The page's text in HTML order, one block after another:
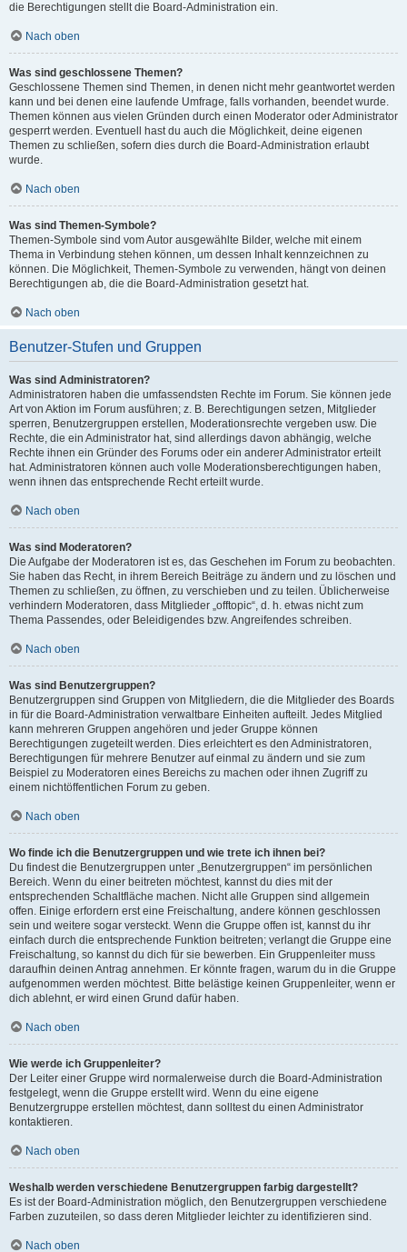
die Berechtigungen stellt die Board-Administration ein.
Nach oben
Was sind geschlossene Themen?
Geschlossene Themen sind Themen, in denen nicht mehr geantwortet werden
kann und bei denen eine laufende Umfrage, falls vorhanden, beendet wurde.
Themen können aus vielen Gründen durch einen Moderator oder Administrator
gesperrt werden. Eventuell hast du auch die Möglichkeit, deine eigenen
Themen zu schließen, sofern dies durch die Board-Administration erlaubt
wurde.
Nach oben
Was sind Themen-Symbole?
Themen-Symbole sind vom Autor ausgewählte Bilder, welche mit einem
Thema in Verbindung stehen können, um dessen Inhalt kennzeichnen zu
können. Die Möglichkeit, Themen-Symbole zu verwenden, hängt von deinen
Berechtigungen ab, die die Board-Administration gesetzt hat.
Nach oben
Benutzer-Stufen und Gruppen
Was sind Administratoren?
Administratoren haben die umfassendsten Rechte im Forum. Sie können jede
Art von Aktion im Forum ausführen; z. B. Berechtigungen setzen, Mitglieder
sperren, Benutzergruppen erstellen, Moderationsrechte vergeben usw. Die
Rechte, die ein Administrator hat, sind allerdings davon abhängig, welche
Rechte ihnen ein Gründer des Forums oder ein anderer Administrator erteilt
hat. Administratoren können auch volle Moderationsberechtigungen haben,
wenn ihnen das entsprechende Recht erteilt wurde.
Nach oben
Was sind Moderatoren?
Die Aufgabe der Moderatoren ist es, das Geschehen im Forum zu beobachten.
Sie haben das Recht, in ihrem Bereich Beiträge zu ändern und zu löschen und
Themen zu schließen, zu öffnen, zu verschieben und zu teilen. Üblicherweise
verhindern Moderatoren, dass Mitglieder „offtopic“, d. h. etwas nicht zum
Thema Passendes, oder Beleidigendes bzw. Angreifendes schreiben.
Nach oben
Was sind Benutzergruppen?
Benutzergruppen sind Gruppen von Mitgliedern, die die Mitglieder des Boards
in für die Board-Administration verwaltbare Einheiten aufteilt. Jedes Mitglied
kann mehreren Gruppen angehören und jeder Gruppe können
Berechtigungen zugeteilt werden. Dies erleichtert es den Administratoren,
Berechtigungen für mehrere Benutzer auf einmal zu ändern und sie zum
Beispiel zu Moderatoren eines Bereichs zu machen oder ihnen Zugriff zu
einem nichtöffentlichen Forum zu geben.
Nach oben
Wo finde ich die Benutzergruppen und wie trete ich ihnen bei?
Du findest die Benutzergruppen unter „Benutzergruppen“ im persönlichen
Bereich. Wenn du einer beitreten möchtest, kannst du dies mit der
entsprechenden Schaltfläche machen. Nicht alle Gruppen sind allgemein
offen. Einige erfordern erst eine Freischaltung, andere können geschlossen
sein und weitere sogar versteckt. Wenn die Gruppe offen ist, kannst du ihr
einfach durch die entsprechende Funktion beitreten; verlangt die Gruppe eine
Freischaltung, so kannst du dich für sie bewerben. Ein Gruppenleiter muss
daraufhin deinen Antrag annehmen. Er könnte fragen, warum du in die Gruppe
aufgenommen werden möchtest. Bitte belästige keinen Gruppenleiter, wenn er
dich ablehnt, er wird einen Grund dafür haben.
Nach oben
Wie werde ich Gruppenleiter?
Der Leiter einer Gruppe wird normalerweise durch die Board-Administration
festgelegt, wenn die Gruppe erstellt wird. Wenn du eine eigene
Benutzergruppe erstellen möchtest, dann solltest du einen Administrator
kontaktieren.
Nach oben
Weshalb werden verschiedene Benutzergruppen farbig dargestellt?
Es ist der Board-Administration möglich, den Benutzergruppen verschiedene
Farben zuzuteilen, so dass deren Mitglieder leichter zu identifizieren sind.
Nach oben